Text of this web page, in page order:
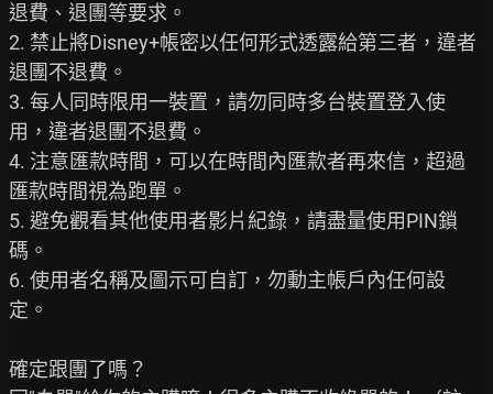
退費、退團等要求。
2. 禁止將Disney+帳密以任何形式透露給第三者，違者
退團不退費。
3. 每人同時限用一裝置，請勿同時多台裝置登入使
用，違者退團不退費。
4. 注意匯款時間，可以在時間內匯款者再來信，超過
匯款時間視為跑單。
5. 避免觀看其他使用者影片紀錄，請盡量使用PIN鎖
碼。
6. 使用者名稱及圖示可自訂，勿動主帳戶內任何設
定。
確定跟團了嗎？